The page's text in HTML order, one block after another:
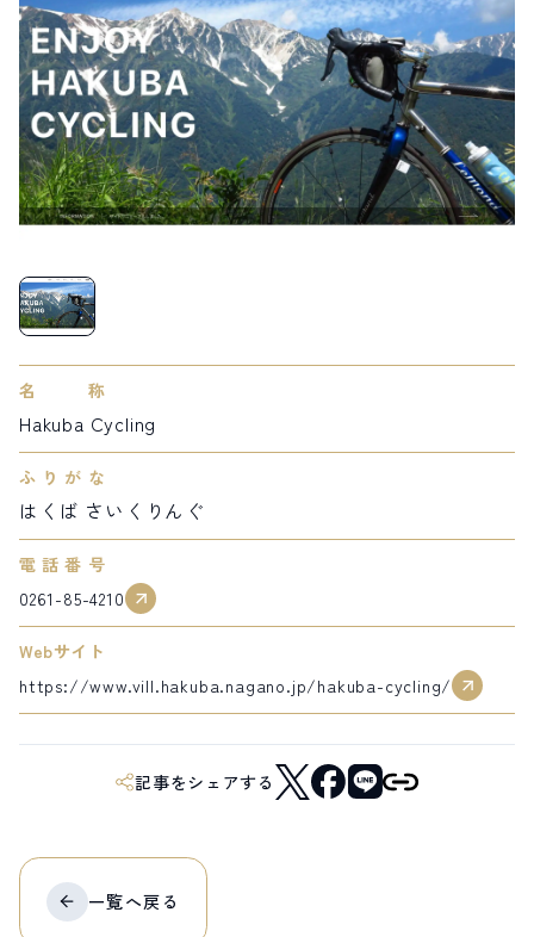
SPOTS
スポット紹介
白馬村観光局インフォメーション
営業時間：9:00～17:00
TEL.0261-85-4210 / FAX.0261-85-4240
LIVE CAMERA
ライブカメラ
RECOMMENDATION
おすすめ情報
ABOUT HAKUBA
白馬村について
EVENTS
イベント情報
INFORMATION MEISTER TOUR
宿泊施設
HAKUBA ORIGINAL
Hakuba Original
FURUSATO TAX
ふるさと納税
検索する
会社概要
プライバシーポリシー
利用規約
名称
Hakuba Cycling
ふりがな
はくば さいくりんぐ
電話番号
0261-85-4210
Webサイト
https://www.vill.hakuba.nagano.jp/hakuba-cycling/
記事をシェアする
一覧へ戻る